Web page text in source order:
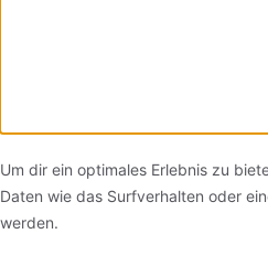
Um dir ein optimales Erlebnis zu
Daten wie das Surfverhalten oder
werden.